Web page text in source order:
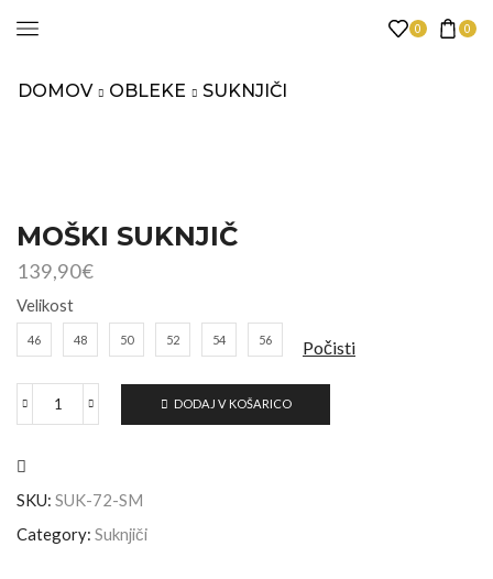
0 0
DOMOV OBLEKE SUKNJIČI
MOŠKI SUKNJIČ
139,90€
Velikost
46 48 50 52 54 56 Počisti
DODAJ V KOŠARICO
SKU: SUK-72-SM
Category: Suknjiči